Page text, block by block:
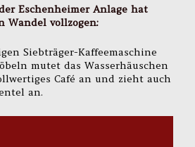
Eschenheimer Anlage hat
Wandel vollzogen:
Siebträger-Kaffeemaschine
mutet das Wasserhäuschen
Café an und zieht auch
an.